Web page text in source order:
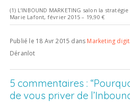
(1) L’INBOUND MARKETING salon la
Marie Lafont, février 2015 – 19,90 €
Publié le 18 Avr 2015 dans Marketing
Déranlot
5 commentaires :
de vous priver de